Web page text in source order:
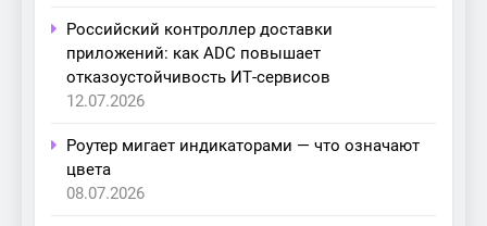
Российский контроллер доставки
приложений: как ADC повышает
отказоустойчивость ИТ-сервисов
12.07.2026
Роутер мигает индикаторами — что означают
цвета
08.07.2026